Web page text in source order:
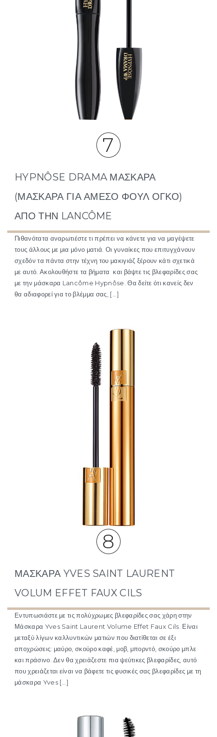
7
HYPNÔSE DRAMA ΜΆΣΚΑΡΑ
(ΜΆΣΚΑΡΑ ΓΙΑ ΆΜΕΣΟ ΦΟΥΛ ΌΓΚΟ)
ΑΠΌ ΤΗΝ LANCÔME
Πιθανότατα αναρωτιέστε τι πρέπει να κάνετε για να μαγέψετε
τους άλλους με μια μόνο ματιά. Οι γυναίκες που επιτυγχάνουν
σχεδόν τα πάντα στην τέχνη του μακιγιάζ ξέρουν κάτι σχετικά
με αυτό. Ακολουθήστε τα βήματα και βάψτε τις βλεφαρίδες σας
με την μάσκαρα Lancôme Hypnôse. Θα δείτε ότι κανείς δεν
θα αδιαφορεί για το βλέμμα σας, […]
8
ΜΆΣΚΑΡΑ YVES SAINT LAURENT
VOLUM EFFET FAUX CILS
Εντυπωσιάστε με τις πολύχρωμες βλεφαρίδες σας χάρη στην
Μάσκαρα Yves Saint Laurent Volume Effet Faux Cils. Είναι
μεταξύ λίγων καλλυντικών ματιών που διατίθεται σε έξι
αποχρώσεις: μαύρο, σκούρο καφέ, μοβ, μπορντό, σκούρο μπλε
και πράσινο. Δεν θα χρειάζεστε πια ψεύτικες βλεφαρίδες, αυτό
που χρειάζεται είναι να βάφετε τις φυσικές σας βλεφαρίδες με τη
μάσκαρα Yves […]